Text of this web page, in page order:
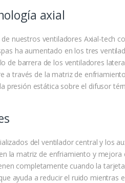
axial
nuestros ventiladores Axial-tech
ha aumentado en los tres
de barrera de los ventiladores
a través de la matriz de
presión estática sobre el difusor
del ventilador central y los
la matriz de enfriamiento y
completamente cuando la
ayuda a reducir el ruido mientras